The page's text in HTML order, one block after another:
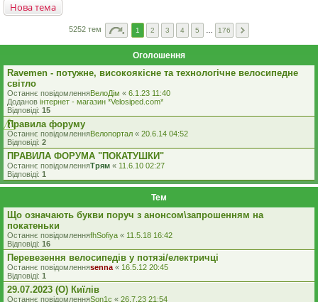
Нова тема
5252 тем 1 2 3 4 5 176
Оголошення
Ravemen - потужне, високоякісне та технологічне велосипедне
світло
Останнє повідомленняВелоДім « 6.1.23 11:40
Доданов iнтернет - магазин *Velosiped.com*
Відповіді: 15
Правила форуму
Останнє повідомленняВелопортал « 20.6.14 04:52
Відповіді: 2
ПРАВИЛА ФОРУМА "ПОКАТУШКИ"
Останнє повідомленняТрям « 11.6.10 02:27
Відповіді: 1
Тем
Що означають букви поруч з анонсом\запрошенням на
покатеньки
Останнє повідомленняfhSofiya « 11.5.18 16:42
Відповіді: 16
Перевезення велосипедів у потязі/електричці
Останнє повідомленняsenna « 16.5.12 20:45
Відповіді: 1
29.07.2023 (O) Киїлів
Останнє повідомленняSon1c « 26.7.23 21:54